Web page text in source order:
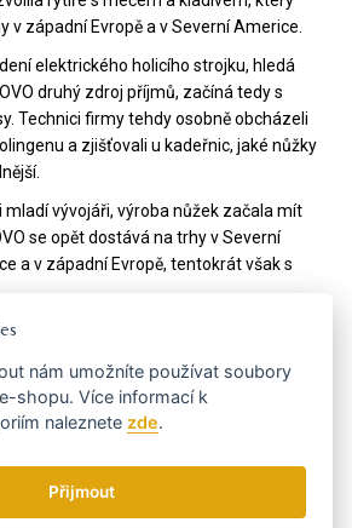
v západní Evropě a v Severní Americe.
elektrického holicího strojku, hledá
druhý zdroj příjmů, začíná tedy s
Technici firmy tehdy osobně obcházeli
a zjišťovali u kadeřnic, jaké nůžky
mladí vývojáři, výroba nůžek začala mít
se opět dostává na trhy v Severní
a v západní Evropě, tentokrát však s
podnik zakládá dceřinou společnost
které firmě otevírají nové trhy v Asii,
Arabském poloostrově.
Solingenu, proslulém nejkvalitnější
nám umožníte používat soubory
informací k
naleznete zde.
Přijmout